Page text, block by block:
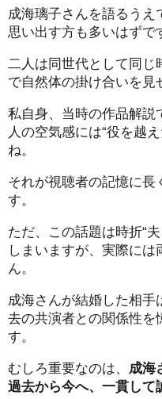
成海璃子さんを語るうえ
思い出す方も多いはずで
二人は同世代として同じ
で自然体の掛け合いを見
私自身、当時の作品解説
人の空気感には“役を越
ね。
それが視聴者の記憶に長
す。
ただ、この話題は時折“
しまいますが、実際に
ん。
成海さんが結婚した相手
去の共演者との関係性を
す。
むしろ重要なのは、
成海
過去から今へ、一貫して